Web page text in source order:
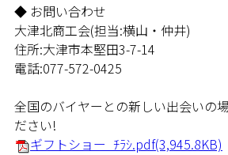
◆ お問い合わせ
大津北商工会(担当:横山・仲井)
住所:大津市本堅田3-7-14
電話:077-572-0425
全国のバイヤーとの新しい出会いの
ださい!
ギフトショー_ﾁﾗｼ.pdf(3,945.8KB)